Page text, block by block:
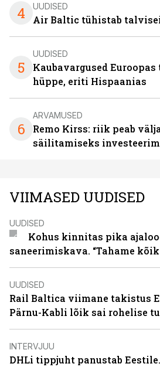
4 UUDISED
Air Baltic tühistab
5
UUDISED
Kaubavargused
hüppe, eriti Hispaanias
6
ARVAMUSED
Remo Kirss: riik peab
säilitamiseks
VIIMASED UUDISED
UUDISED
Kohus kinnitas pika
saneerimiskava. “Tahame
UUDISED
Rail Baltica viimane takistus
Pärnu-Kabli lõik sai rohelise
INTERVJUU
DHLi tippjuht panustab